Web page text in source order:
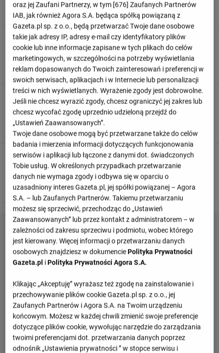
to próżny wysiłek, daleko od bramki.
90+ 4'
Dimitri Payet z Olympique Marsylia wykonuje rzut rożny z
lewej strony.
90+ 4'
Thilo Kehrer usuwa zagrożenie, ale jest zmuszony do
wybicia piłki na róg...
90+ 4'
Piłkę w pole karne podaje Dimitri Payet z Olympique
Marsylia ...
oraz jej Zaufani Partnerzy, w tym [676] Zaufanych Partnerów
IAB, jak również Agora S.A. będąca spółką powiązaną z
Gazeta.pl sp. z o.o., będą przetwarzać Twoje dane osobowe
takie jak adresy IP, adresy e-mail czy identyfikatory plików
cookie lub inne informacje zapisane w tych plikach do celów
marketingowych, w szczególności na potrzeby wyświetlania
reklam dopasowanych do Twoich zainteresowań i preferencji w
swoich serwisach, aplikacjach i w Internecie lub personalizacji
treści w nich wyświetlanych. Wyrażenie zgody jest dobrowolne.
Jeśli nie chcesz wyrazić zgody, chcesz ograniczyć jej zakres lub
chcesz wycofać zgodę uprzednio udzieloną przejdź do
„Ustawień Zaawansowanych”.
Twoje dane osobowe mogą być przetwarzane także do celów
badania i mierzenia informacji dotyczących funkcjonowania
serwisów i aplikacji lub łączone z danymi dot. świadczonych
Tobie usług. W określonych przypadkach przetwarzanie
danych nie wymaga zgody i odbywa się w oparciu o
uzasadniony interes Gazeta.pl, jej spółki powiązanej – Agora
S.A. – lub Zaufanych Partnerów. Takiemu przetwarzaniu
możesz się sprzeciwić, przechodząc do „Ustawień
Zaawansowanych” lub przez kontakt z administratorem – w
zależności od zakresu sprzeciwu i podmiotu, wobec którego
jest kierowany. Więcej informacji o przetwarzaniu danych
osobowych znajdziesz w dokumencie Polityka Prywatności
Gazeta.pl i Polityka Prywatności Agora S.A.
Klikając „Akceptuję” wyrażasz też zgodę na zainstalowanie i
przechowywanie plików cookie Gazeta.pl sp. z o.o., jej
Zaufanych Partnerów i Agora S.A. na Twoim urządzeniu
końcowym. Możesz w każdej chwili zmienić swoje preferencje
dotyczące plików cookie, wywołując narzędzie do zarządzania
twoimi preferencjami dot. przetwarzania danych poprzez
odnośnik „Ustawienia prywatności ” w stopce serwisu i